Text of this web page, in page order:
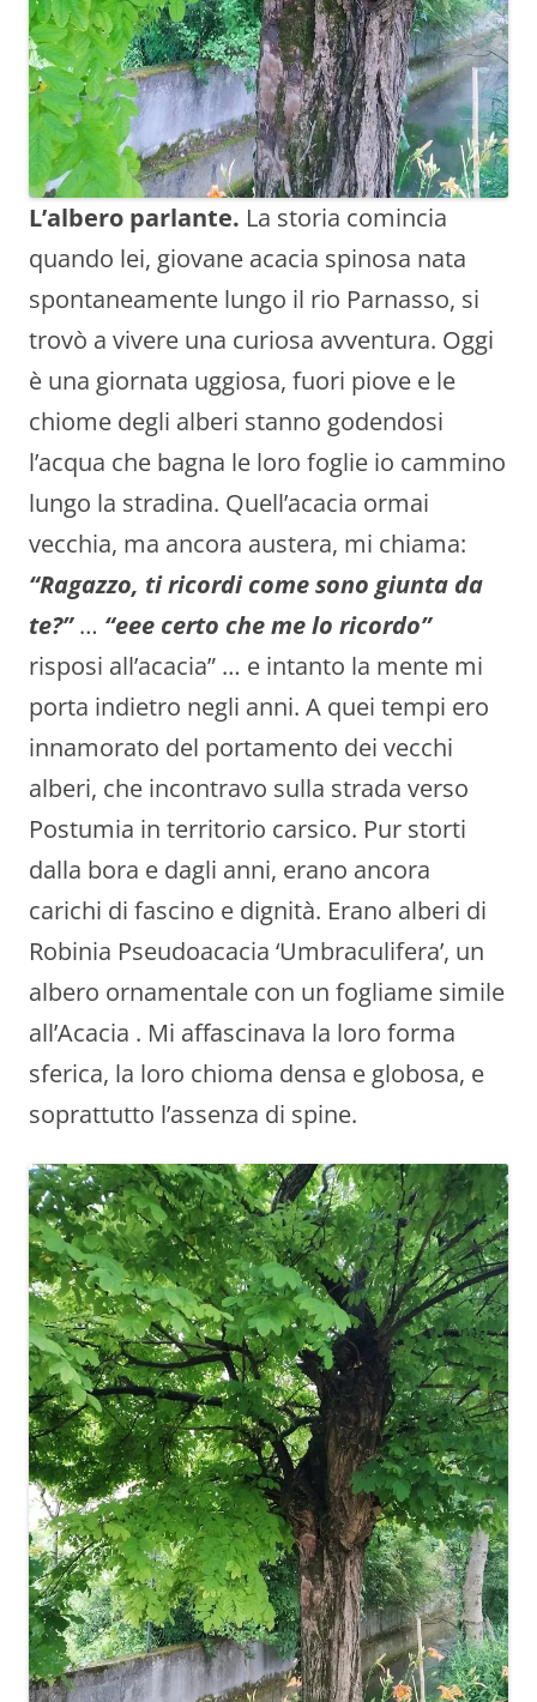
L’albero parlante. La storia comincia
quando lei, giovane acacia spinosa nata
spontaneamente lungo il rio Parnasso, si
trovò a vivere una curiosa avventura. Oggi
è una giornata uggiosa, fuori piove e le
chiome degli alberi stanno godendosi
l’acqua che bagna le loro foglie io cammino
lungo la stradina. Quell’acacia ormai
vecchia, ma ancora austera, mi chiama:
“Ragazzo, ti ricordi come sono giunta da
te?”… “eee certo che me lo ricordo”
risposi all’acacia” … e intanto la mente mi
porta indietro negli anni. A quei tempi ero
innamorato del portamento dei vecchi
alberi, che incontravo sulla strada verso
Postumia in territorio carsico. Pur storti
dalla bora e dagli anni, erano ancora
carichi di fascino e dignità. Erano alberi di
Robinia Pseudoacacia ‘Umbraculifera’, un
albero ornamentale con un fogliame simile
all’Acacia . Mi affascinava la loro forma
sferica, la loro chioma densa e globosa, e
soprattutto l’assenza di spine.